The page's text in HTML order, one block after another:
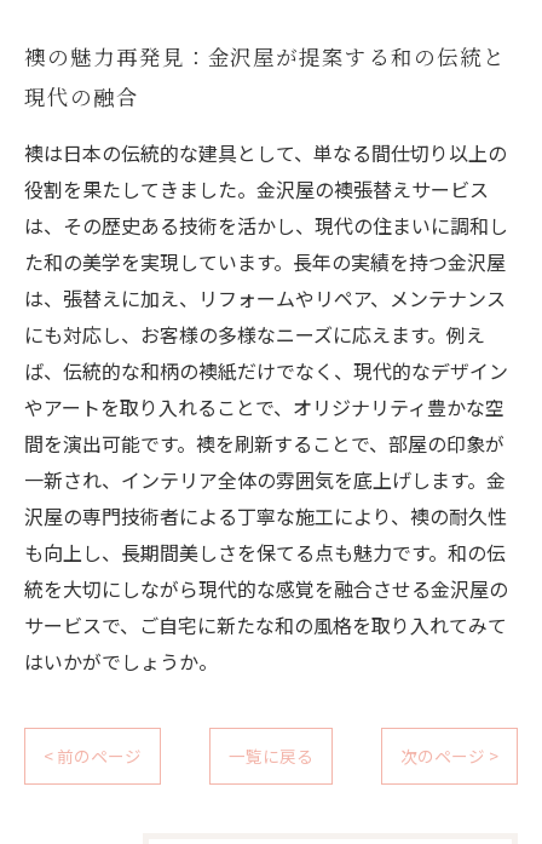
襖の魅力再発見：金沢屋が提案する和の伝統と
現代の融合
襖は日本の伝統的な建具として、単なる間仕切り以上の
役割を果たしてきました。金沢屋の襖張替えサービス
は、その歴史ある技術を活かし、現代の住まいに調和し
た和の美学を実現しています。長年の実績を持つ金沢屋
は、張替えに加え、リフォームやリペア、メンテナンス
にも対応し、お客様の多様なニーズに応えます。例え
ば、伝統的な和柄の襖紙だけでなく、現代的なデザイン
やアートを取り入れることで、オリジナリティ豊かな空
間を演出可能です。襖を刷新することで、部屋の印象が
一新され、インテリア全体の雰囲気を底上げします。金
沢屋の専門技術者による丁寧な施工により、襖の耐久性
も向上し、長期間美しさを保てる点も魅力です。和の伝
統を大切にしながら現代的な感覚を融合させる金沢屋の
サービスで、ご自宅に新たな和の風格を取り入れてみて
はいかがでしょうか。
< 前のページ 一覧に戻る 次のページ >